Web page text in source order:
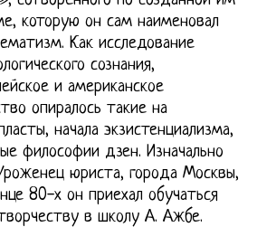
которую он сам наименовал
Как исследование
сознания,
и американское
опиралось такие на
начала экзистенциализма,
философии дзен. Изначально
юриста, города Москвы,
80-х он приехал обучаться
в школу А. Ажбе.